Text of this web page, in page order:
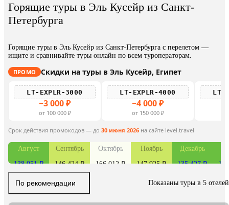
Горящие туры в Эль Кусейр из Санкт-
Петербурга
Горящие туры в Эль Кусейр из Санкт-Петербурга с перелетом —
ищите и сравнивайте туры онлайн по всем туроператорам.
ПРОМО Скидки на туры в Эль Кусейр, Египет
LT-EXPLR-3000
−3 000 ₽
от 100 000 ₽
LT-EXPLR-4000
−4 000 ₽
от 150 000 ₽
LT-
Срок действия промокодов — до 30 июня 2026 на сайте level.travel
Август
138 051 ₽
Сентябрь
146 424 ₽
Октябрь
166 012 ₽
Ноябрь
147 925 ₽
Декабрь
135 427 ₽
По рекомендации Показаны туры в 5 отелей